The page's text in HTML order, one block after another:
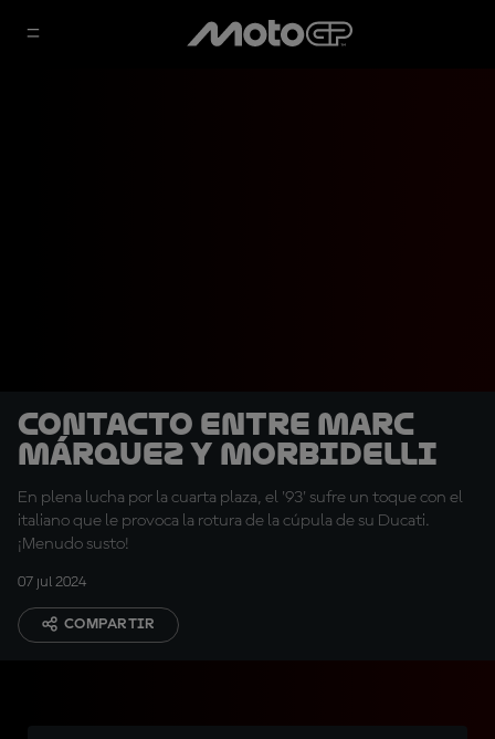
Contacto entre Marc
Márquez y Morbidelli
En plena lucha por la cuarta plaza, el '93' sufre un toque con el
italiano que le provoca la rotura de la cúpula de su Ducati.
¡Menudo susto!
07 jul 2024
COMPARTIR